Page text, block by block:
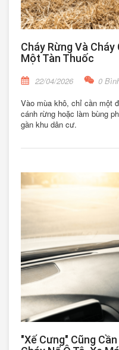
Cháy Rừng Và
Một Tàn Thuốc
22/04/2026 0
Vào mùa khô, chỉ cần một
cánh rừng hoặc làm bùng
gần khu dân cư.
"Xế Cưng" Cũng